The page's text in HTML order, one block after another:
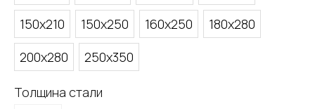
150х210
150х250 160х250
180х280
200х280
250х350
Толщина стали